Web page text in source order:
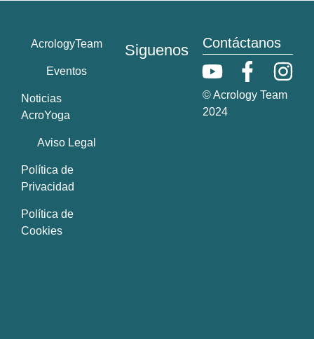
AcrologyTeam
Eventos
Noticias
AcroYoga
Aviso Legal
Política de
Privacidad
Política de
Cookies
Siguenos Contáctanos
© Acrology Team
2024